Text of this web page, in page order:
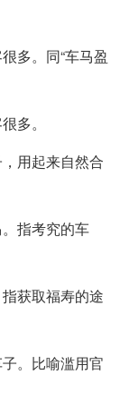
多。同“车马盈
多。
用起来自然合
指考究的车
获取福寿的途
。比喻滥用官